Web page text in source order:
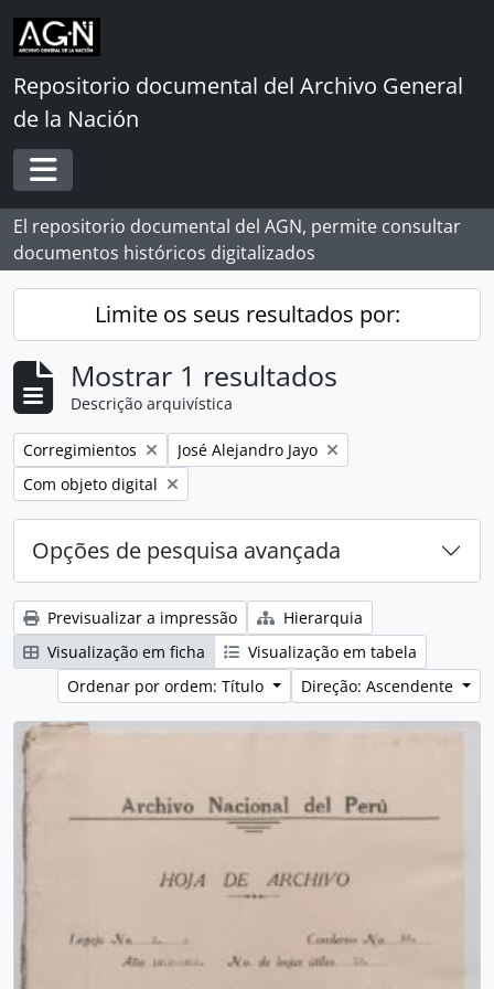
Skip to main content
Repositorio documental del Archivo General
de la Nación
Toggle navigation
El repositorio documental del AGN, permite consultar
documentos históricos digitalizados
Limite os seus resultados por:
Mostrar 1 resultados
Descrição arquivística
Remover filtro:
Corregimientos Remover filtro:
José Alejandro Jayo
Remover filtro:
Com objeto digital
Opções de pesquisa avançada
Previsualizar a impressão
Hierarquia
Visualização em ficha
Visualização em tabela
Ordenar por ordem: Título
Direção: Ascendente